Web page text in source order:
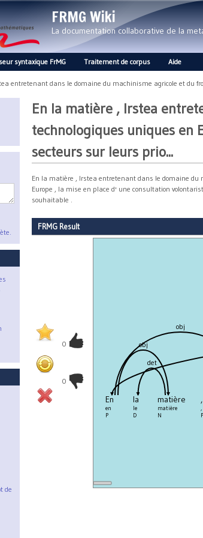
FRMG Wiki
La documentation collaborative de la
syntaxique FrMG Traitement de corpus Aide
entretenant dans le domaine du machinisme agricole et du
En la matière , Irstea
technologiques uniques en
secteurs sur leurs prio...
En la matière , Irstea entretenant dans le domaine du
Europe , la mise en place d' une consultation
souhaitable .
FRMG Result
0
0
En
en
P
la
le
D
matière
matière
N
,
,
det
obj
obj
de